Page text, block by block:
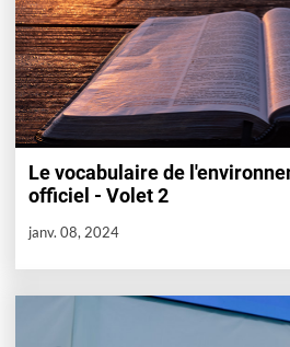
Le vocabulaire de
officiel - Volet 2
janv. 08, 2024